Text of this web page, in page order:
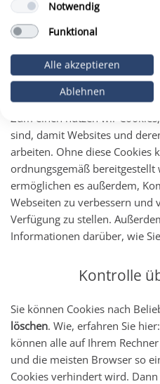
bestimmten Zeitraum
nicht bei jedem weiteren
Portal erneut
Wie setzen
Zum einen nutzen wir
sind, damit Websites und
arbeiten. Ohne diese Cookies
ordnungsgemäß bereitgestellt
ermöglichen es außerdem,
Webseiten zu verbessern und
Verfügung zu stellen.
Informationen darüber, wie
Kontrolle
Sie können Cookies nach
löschen. Wie, erfahren Sie hier:
können alle auf Ihrem
und die meisten Browser so
Cookies verhindert wird.
Notwendig
Funktional
Alle akzeptieren
Ablehnen